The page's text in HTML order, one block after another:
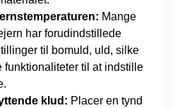
Mange
har forudindstillede
til bomuld, uld, silke
funktionaliteter til at indstille
klud: Placer en tynd